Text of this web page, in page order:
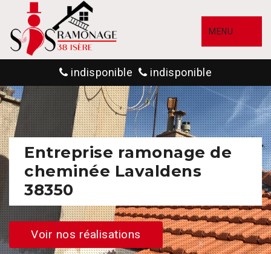
MENU
indisponible indisponible
Entreprise ramonage de
cheminée Lavaldens
38350
Voir nos réalisations